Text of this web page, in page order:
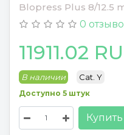
Blopress Plus 8/12.5
0
11911.02
В наличии Cat. Y
Доступно 5 штук
Купить